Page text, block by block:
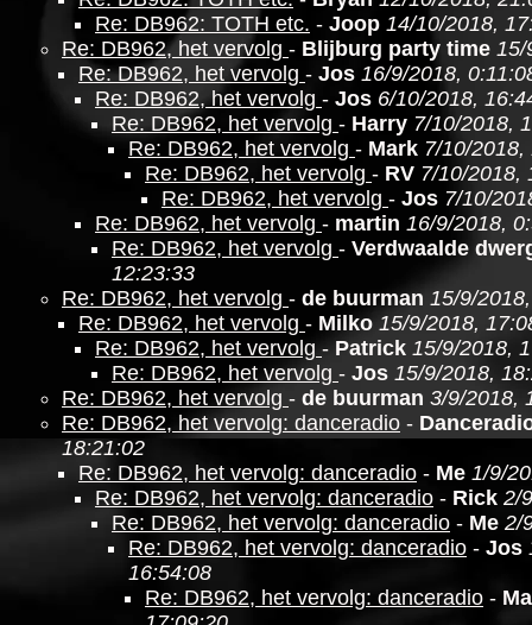
Re: DB962: TOTH etc. - Joop 14/10/2018,
Re: DB962, het vervolg - Blijburg party time 15/
Re: DB962, het vervolg - Jos 16/9/2018,
Re: DB962, het vervolg - Jos 6/10/2018,
Re: DB962, het vervolg - Harry 7/10/2018,
Re: DB962, het vervolg - Mark 7/10/2018,
Re: DB962, het vervolg - RV 7/10/2018,
Re: DB962, het vervolg - Jos 7/10/
Re: DB962, het vervolg - martin 16/9/2018,
Re: DB962, het vervolg - Verdwaalde
12:23:33
Re: DB962, het vervolg - de buurman 15/9/
Re: DB962, het vervolg - Milko 15/9/2018,
Re: DB962, het vervolg - Patrick 15/9/2018,
Re: DB962, het vervolg - Jos 15/9/2018,
Re: DB962, het vervolg - de buurman 3/9/2018,
Re: DB962, het vervolg: danceradio -
18:21:02
Re: DB962, het vervolg: danceradio - Me 1/9/
Re: DB962, het vervolg: danceradio - Rick 2/
Re: DB962, het vervolg: danceradio - Me 2/
Re: DB962, het vervolg: danceradio - Jos
16:54:08
Re: DB962, het vervolg: danceradio -